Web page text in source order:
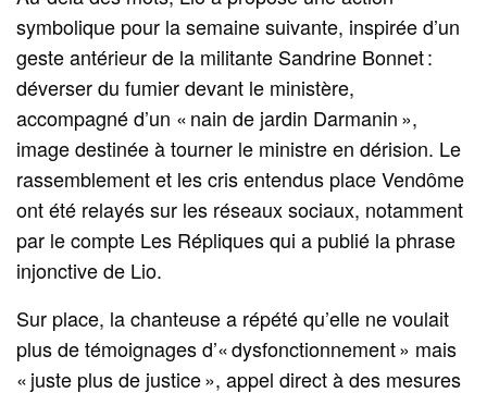
symbolique pour la semaine suivante, inspirée d’un
geste antérieur de la militante Sandrine Bonnet :
déverser du fumier devant le ministère,
accompagné d’un « nain de jardin Darmanin »,
image destinée à tourner le ministre en dérision. Le
rassemblement et les cris entendus place Vendôme
ont été relayés sur les réseaux sociaux, notamment
par le compte Les Répliques qui a publié la phrase
injonctive de Lio.
Sur place, la chanteuse a répété qu’elle ne voulait
plus de témoignages d’« dysfonctionnement » mais
« juste plus de justice », appel direct à des mesures